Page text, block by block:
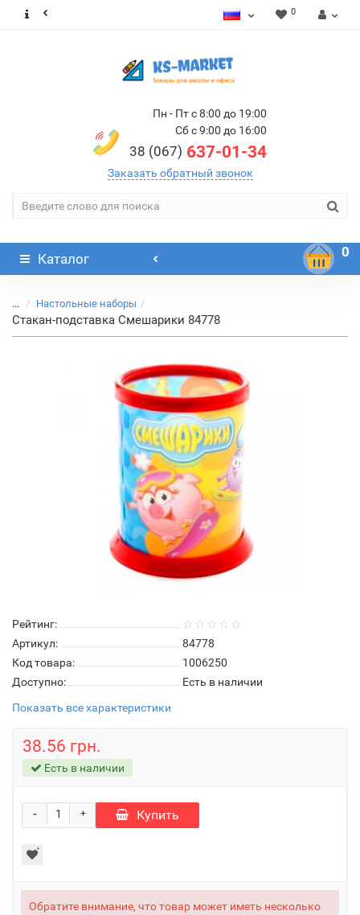
0
Пн - Пт с 8:00 до 19:00
Сб с 9:00 до 16:00
38 (067) 637-01-34
Заказать обратный звонок
Каталог 0
... Настольные наборы
Стакан-подставка Смешарики 84778
Рейтинг:
Артикул:
84778
Код товара:
1006250
Доступно:
Есть в наличии
Показать все характеристики
38.56 грн.
Есть в наличии
+
- Купить
Обратите внимание, что товар может иметь несколько